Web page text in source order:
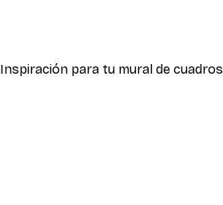
Inspiración para tu mural de cuadros